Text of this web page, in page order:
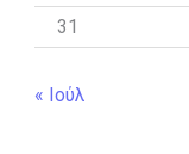
31
« Ιούλ